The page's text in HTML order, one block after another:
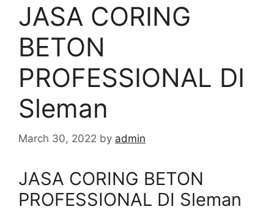
JASA CORING
BETON
PROFESSIONAL DI
Sleman
March 30, 2022 by admin
JASA CORING BETON
PROFESSIONAL DI Sleman